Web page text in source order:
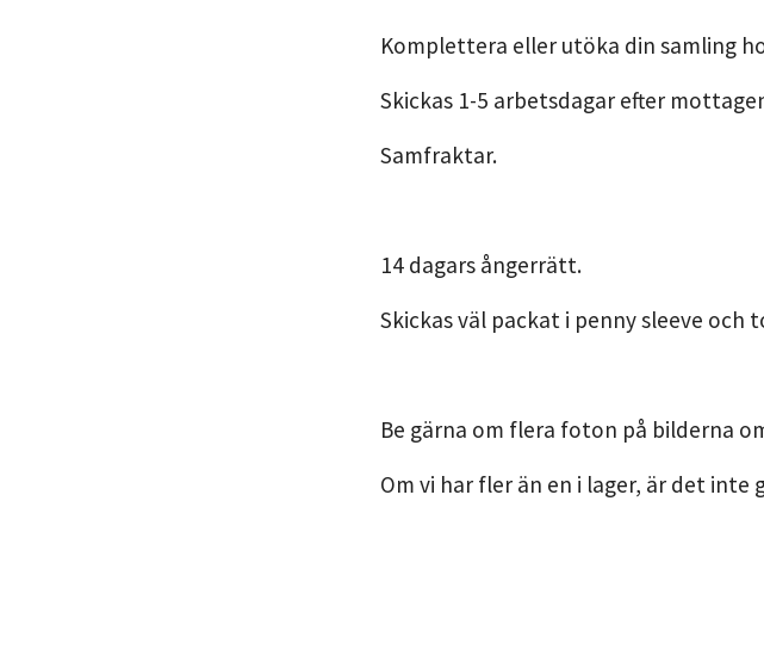
Komplettera eller utöka din samling
Skickas 1-5 arbetsdagar efter
Samfraktar.
14 dagars ångerrätt.
Skickas väl packat i penny sleeve och
Be gärna om flera foton på bilderna
Om vi har fler än en i lager, är det